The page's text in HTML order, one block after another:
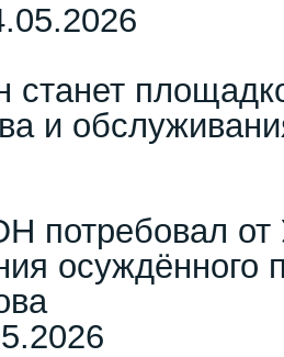
станет
и
потребовал от
осуждённого